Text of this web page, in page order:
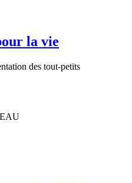
la vie
des tout-petits
EAU